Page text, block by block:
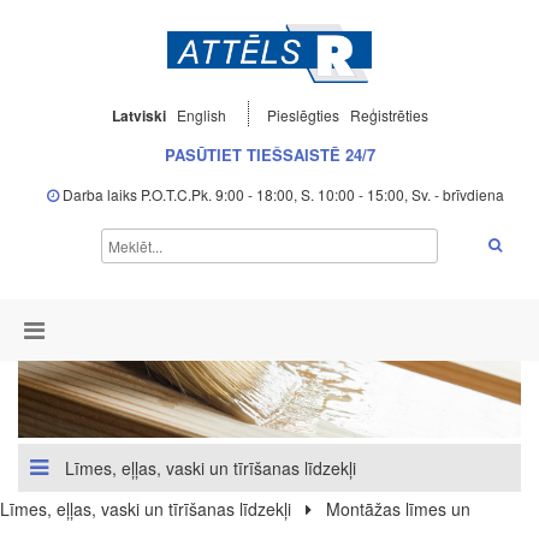
Latviski English Pieslēgties Reģistrēties
PASŪTIET TIEŠSAISTĒ 24/7
Darba laiks P.O.T.C.Pk. 9:00 - 18:00, S. 10:00 - 15:00, Sv. - brīvdiena
Līmes, eļļas, vaski un tīrīšanas līdzekļi
Līmes, eļļas, vaski un tīrīšanas līdzekļi
Montāžas līmes un